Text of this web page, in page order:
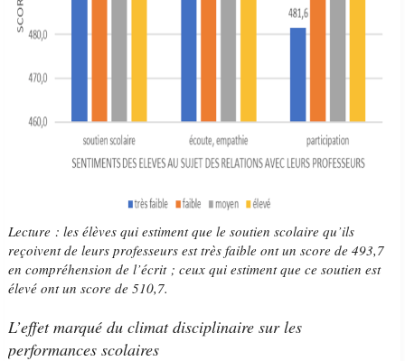
Lecture : les élèves qui estiment que le soutien scolaire qu’ils
reçoivent de leurs professeurs est très faible ont un score de 493,7
en compréhension de l’écrit ; ceux qui estiment que ce soutien est
élevé ont un score de 510,7.
L’effet marqué du climat disciplinaire sur les
performances scolaires